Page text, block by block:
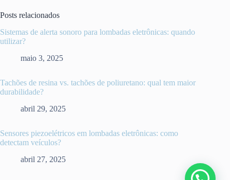
Posts relacionados
Sistemas de alerta sonoro para lombadas eletrônicas: quando
utilizar?
maio 3, 2025
Tachões de resina vs. tachões de poliuretano: qual tem maior
durabilidade?
abril 29, 2025
Sensores piezoelétricos em lombadas eletrônicas: como
detectam veículos?
abril 27, 2025